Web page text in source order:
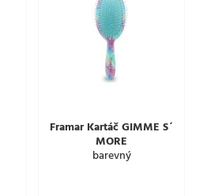
Framar Kartáč GIMME S´
MORE
barevný